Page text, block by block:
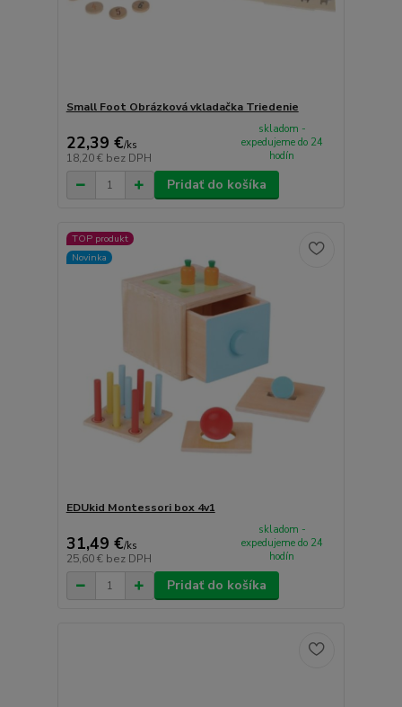
Small Foot Obrázková vkladačka Triedenie
22,39 €/ks
18,20 € bez DPH
skladom -
expedujeme do 24
hodín
Pridať do košíka
TOP produkt
Novinka
EDUkid Montessori box 4v1
31,49 €/ks
25,60 € bez DPH
skladom -
expedujeme do 24
hodín
Pridať do košíka